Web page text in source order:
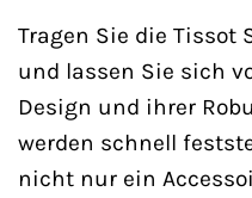
Tragen Sie die Tissot
und lassen Sie sich
Design und ihrer
werden schnell
nicht nur ein